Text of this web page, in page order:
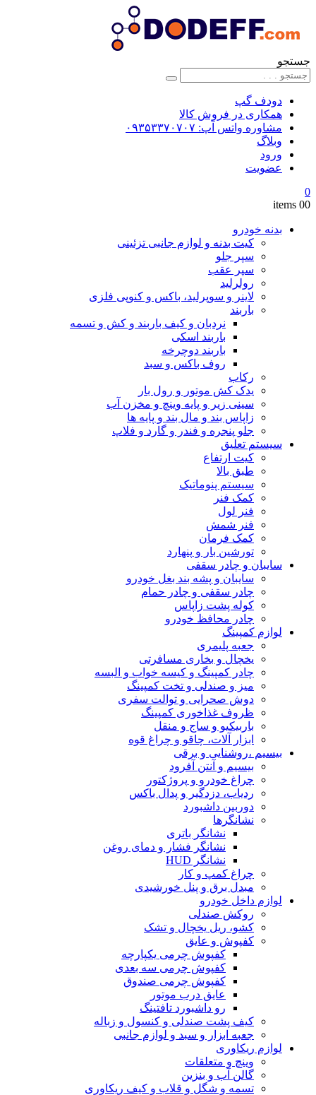
جستجو
دودف گپ
همکاری در فروش کالا
مشاوره واتس آپ: ۰۹۳۵۳۳۷۰۷۰۷
وبلاگ
ورود
عضویت
0
00 items
بدنه خودرو
کیت بدنه و لوازم جانبی تزئینی
سپر جلو
سپر عقب
رولرلید
لاینر و سوپرلید، باکس و کنوپی فلزی
باربند
نردبان و کیف باربند و کش و تسمه
باربند اسکی
باربند دوچرخه
روف باکس و سبد
رکاب
یدک کش موتور و رول بار
سینی زیر و پایه وینچ و مخزن آب
زاپاس بند و مال بند و پایه ها
جلو پنجره و فندر و گارد و فلاپ
سیستم تعلیق
کیت ارتفاع
طبق بالا
سیستم پنوماتیک
کمک فنر
فنر لول
فنر شمش
کمک فرمان
تورشین بار و پنهارد
سایبان و چادر سقفی
سایبان و پشه بند بغل خودرو
چادر سقفی و چادر حمام
کوله پشت زاپاس
چادر محافظ خودرو
لوازم کمپینگ
جعبه پلیمری
یخچال و بخاری مسافرتی
چادر کمپینگ و کیسه خواب و البسه
میز و صندلی و تخت کمپینگ
دوش صحرایی و توالت سفری
ظروف غذاخوری کمپینگ
باربیکیو و ساج و منقل
ابزار آلات، چاقو و چراغ قوه
بیسیم ،روشنایی و برقی
بیسیم و آنتن آفرود
چراغ خودرو و پروژکتور
ردیاب، دزدگیر و پدال باکس
دوربین داشبورد
نشانگرها
نشانگر باتری
نشانگر فشار و دمای روغن
نشانگر HUD
چراغ کمپ و کار
مبدل برق و پنل خورشیدی
لوازم داخل خودرو
روکش صندلی
کشو، ریل یخچال و تشک
کفپوش و عایق
کفپوش چرمی یکپارچه
کفپوش چرمی سه بعدی
کفپوش چرمی صندوق
عایق درب موتور
رو داشبورد تافتینگ
کیف پشت صندلی و کنسول و زباله
جعبه ابزار و سبد و لوازم جانبی
لوازم ریکاوری
وینچ و متعلقات
گالن آب و بنزین
تسمه و شگل و قلاب و کیف ریکاوری